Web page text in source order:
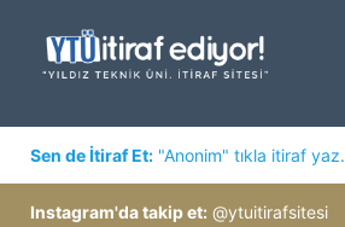
Sen de İtiraf Et: "Anonim" tıkla itiraf yaz.
Instagram'da takip et: @ytuitirafsitesi